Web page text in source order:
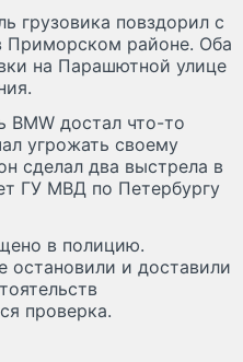
грузовика повздорил с
Приморском районе. Оба
на Парашютной улице
BMW достал что-то
угрожать своему
сделал два выстрела в
ГУ МВД по Петербургу
в полицию.
остановили и доставили
проверка.